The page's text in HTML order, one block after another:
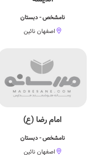
نامشخص - دبستان
اصفهان نائین
امام رضا (ع)
نامشخص - دبستان
اصفهان نائین